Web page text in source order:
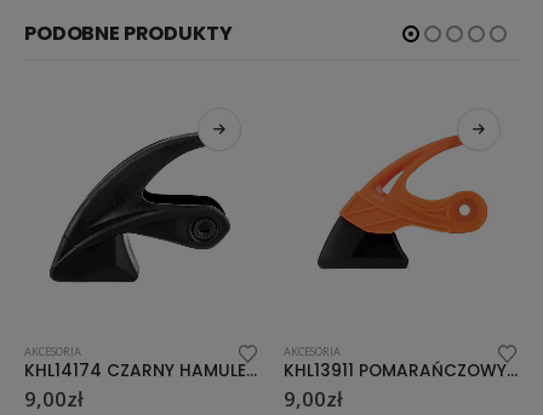
PODOBNE PRODUKTY
AKCESORIA
KHL14174 CZARNY HAMULEC DO ŁYŻWOROLKI M-L
9,00zł
AKCESORIA
KHL13911 POMARAŃCZOWY HAMULEC DO ŁYŻWOROLKI S-M-L
9,00zł